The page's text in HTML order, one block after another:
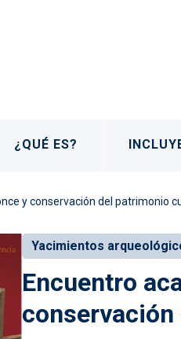
¿QUÉ ES?
y conservación del patrimonio
Yacimientos
Encuentro